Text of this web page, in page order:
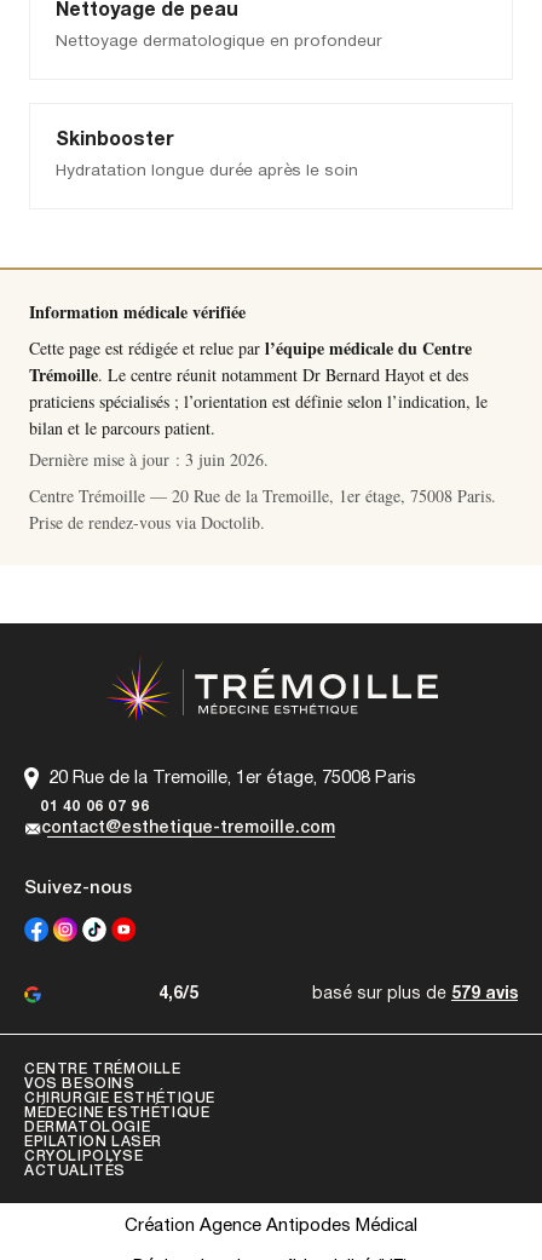
Nettoyage de peau
Nettoyage dermatologique en profondeur
Skinbooster
Hydratation longue durée après le soin
Information médicale vérifiée
Cette page est rédigée et relue par l’équipe médicale du Centre
Trémoille. Le centre réunit notamment Dr Bernard Hayot et des
praticiens spécialisés ; l’orientation est définie selon l’indication, le
bilan et le parcours patient.
Dernière mise à jour : 3 juin 2026.
Centre Trémoille — 20 Rue de la Tremoille, 1er étage, 75008 Paris.
Prise de rendez-vous via Doctolib.
20 Rue de la Tremoille, 1er étage, 75008 Paris
01 40 06 07 96
contact@esthetique-tremoille.com
Suivez-nous
4,6/5 basé sur plus de 579 avis
CENTRE TRÉMOILLE
VOS BESOINS
CHIRURGIE ESTHÉTIQUE
MÉDECINE ESTHÉTIQUE
DERMATOLOGIE
EPILATION LASER
CRYOLIPOLYSE
ACTUALITÉS
Création Agence Antipodes Médical